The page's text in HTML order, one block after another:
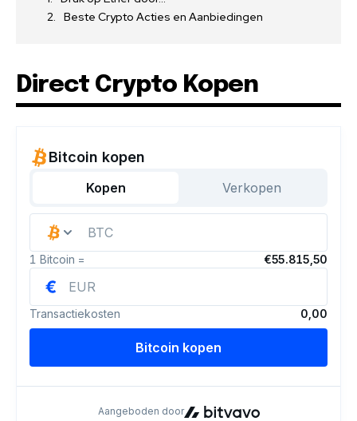
Beste Crypto Acties en Aanbiedingen
Direct Crypto Kopen